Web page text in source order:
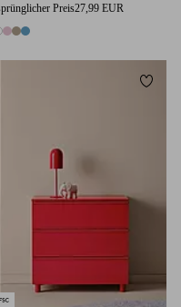
Preis27,99 EUR
hinzufügen Zu